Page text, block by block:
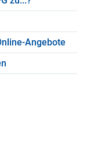
Angebote